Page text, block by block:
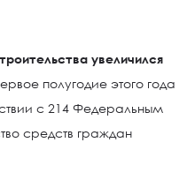
увеличился
полугодие этого года
с 214 Федеральным
средств граждан